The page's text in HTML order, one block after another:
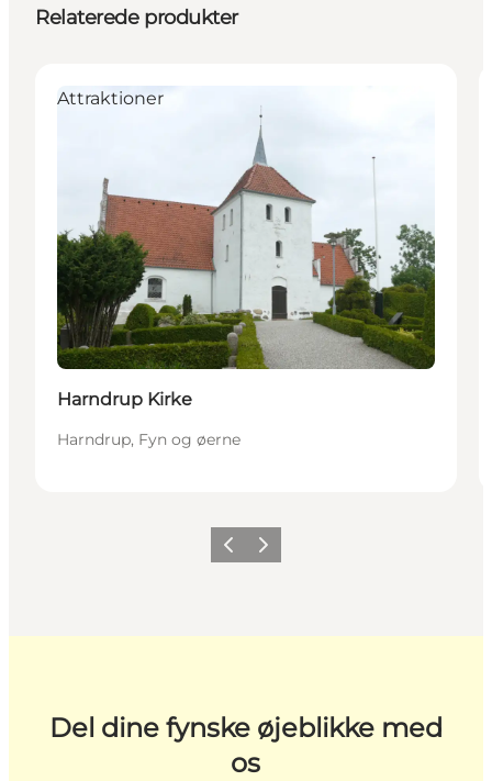
Relaterede produkter
Attraktioner
Harndrup Kirke
Harndrup, Fyn og øerne
ForrigeNæste
Del dine fynske øjeblikke med
os